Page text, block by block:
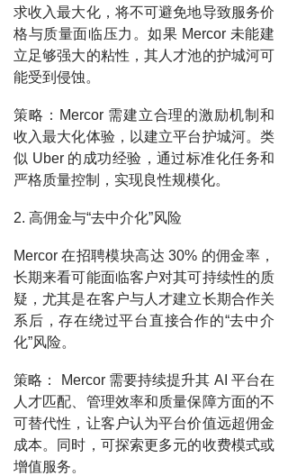
求收入最大化，将不可避免地导致服务价
格与质量面临压力。如果 Mercor 未能建
立足够强大的粘性，其人才池的护城河可
能受到侵蚀。
策略：Mercor 需建立合理的激励机制和
收入最大化体验，以建立平台护城河。类
似 Uber 的成功经验，通过标准化任务和
严格质量控制，实现良性规模化。
2. 高佣金与“去中介化”风险
Mercor 在招聘模块高达 30% 的佣金率，
长期来看可能面临客户对其可持续性的质
疑，尤其是在客户与人才建立长期合作关
系后，存在绕过平台直接合作的“去中介
化”风险。
策略： Mercor 需要持续提升其 AI 平台在
人才匹配、管理效率和质量保障方面的不
可替代性，让客户认为平台价值远超佣金
成本。同时，可探索更多元的收费模式或
增值服务。